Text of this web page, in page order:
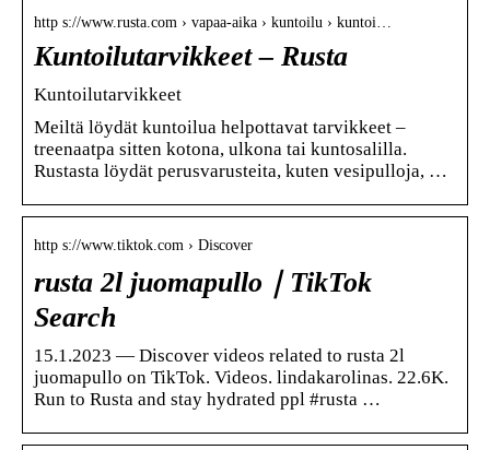
http s://www.rusta.com › vapaa-aika › kuntoilu › kuntoi…
Kuntoilutarvikkeet – Rusta
Kuntoilutarvikkeet
Meiltä löydät kuntoilua helpottavat tarvikkeet –
treenaatpa sitten kotona, ulkona tai kuntosalilla.
Rustasta löydät perusvarusteita, kuten vesipulloja, …
http s://www.tiktok.com › Discover
rusta 2l juomapullo｜TikTok
Search
15.1.2023 — Discover videos related to rusta 2l
juomapullo on TikTok. Videos. lindakarolinas. 22.6K.
Run to Rusta and stay hydrated ppl #rusta …